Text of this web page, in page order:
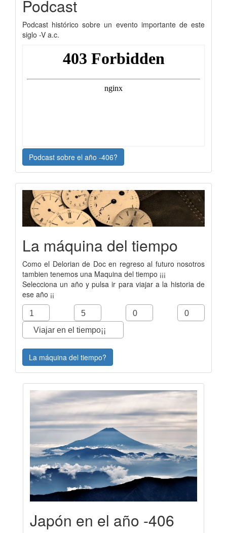
Podcast
Podcast histórico sobre un evento importante de este
siglo -V a.c.
Podcast sobre el año -406?
La máquina del tiempo
Como el Delorian de Doc en regreso al futuro nosotros
tambien tenemos una Maquina del tiempo ¡¡¡
Selecciona un año y pulsa ir para viajar a la historia de
ese año ¡¡
La máquina del tiempo?
Japón en el año -406